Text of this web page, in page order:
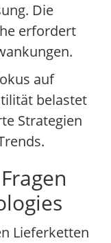
Die
erfordert
auf
belastet
Strategien
Lieferketten